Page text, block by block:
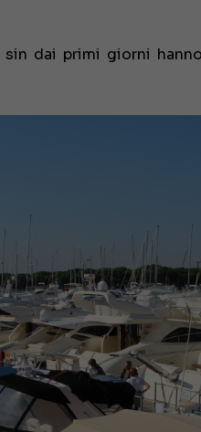
sin dai primi giorni